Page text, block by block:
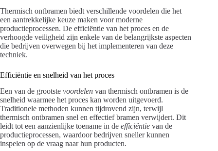
Thermisch ontbramen biedt verschillende voordelen die het
een aantrekkelijke keuze maken voor moderne
productieprocessen. De efficiëntie van het proces en de
verhoogde veiligheid zijn enkele van de belangrijkste aspecten
die bedrijven overwegen bij het implementeren van deze
techniek.
Efficiëntie en snelheid van het proces
Een van de grootste voordelen van thermisch ontbramen is de
snelheid waarmee het proces kan worden uitgevoerd.
Traditionele methoden kunnen tijdrovend zijn, terwijl
thermisch ontbramen snel en effectief bramen verwijdert. Dit
leidt tot een aanzienlijke toename in de efficiëntie van de
productieprocessen, waardoor bedrijven sneller kunnen
inspelen op de vraag naar hun producten.